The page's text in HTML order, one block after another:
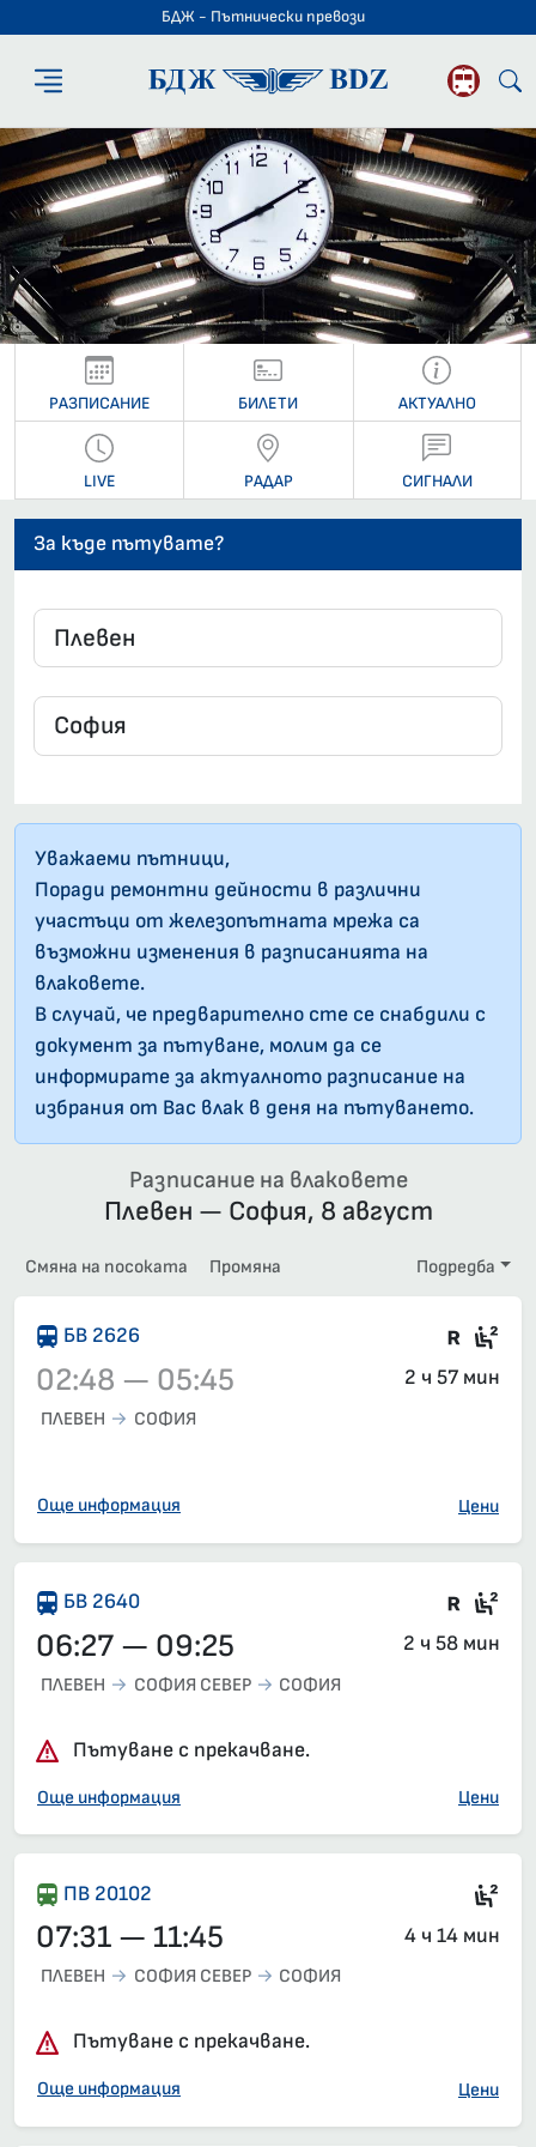
БДЖ - Пътнически превози
БДЖ -
РАЗПИСАНИЕ БИЛЕТИ АКТУАЛНО
LIVE РАДАР СИГНАЛИ
За къде пътувате?
Уважаеми пътници,
Поради ремонтни дейности в различни
участъци от железопътната мрежа са
възможни изменения в разписанията на
влаковете.
В случай, че предварително сте се снабдили с
документ за пътуване, молим да се
информирате за актуалното разписание на
избрания от Вас влак в деня на пътуването.
Разписание на влаковете
Плевен — София, 8 август
Смяна на посоката Промяна Подредба
Влак 2626, 02:48 – 05:45, вече е заминал
БВ 2626 Влак
02:48 — 05:45 2 ч 57 мин
ПЛЕВЕН СОФИЯ
Още информация Цени
БВ 2640 Влак
06:27 — 09:25 2 ч 58 мин
ПЛЕВЕН СОФИЯ СЕВЕР СОФИЯ
Пътуване с прекачване.
Още информация Цени
ПВ 20102
07:31 — 11:45 4 ч 14 мин
ПЛЕВЕН СОФИЯ СЕВЕР СОФИЯ
Пътуване с прекачване.
Още информация Цени